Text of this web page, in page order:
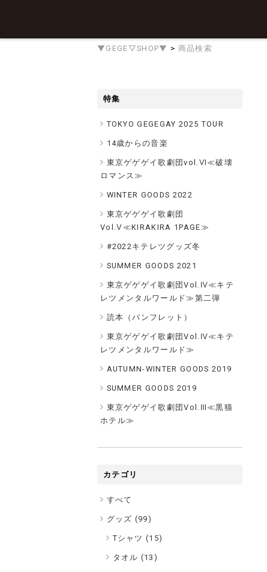
▼GEGE▽SHOP▼ > 商品検索
特集
TOKYO GEGEGAY 2025 TOUR
14歳からの音楽
東京ゲゲゲイ歌劇団vol.Ⅵ≪破壊
ロマンス≫
WINTER GOODS 2022
東京ゲゲゲイ歌劇団
Vol.Ⅴ≪KIRAKIRA 1PAGE≫
#2022キテレツグッズ冬
SUMMER GOODS 2021
東京ゲゲゲイ歌劇団Vol.Ⅳ≪キテ
レツメンタルワールド≫第二弾
読本（パンフレット）
東京ゲゲゲイ歌劇団Vol.Ⅳ≪キテ
レツメンタルワールド≫
AUTUMN-WINTER GOODS 2019
SUMMER GOODS 2019
東京ゲゲゲイ歌劇団Vol.Ⅲ≪黒猫
ホテル≫
カテゴリ
すべて
グッズ (99)
Tシャツ (15)
タオル (13)